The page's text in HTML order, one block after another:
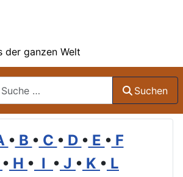
der ganzen Welt
Suchen
• B • C • D • E • F
• H • I • J • K • L